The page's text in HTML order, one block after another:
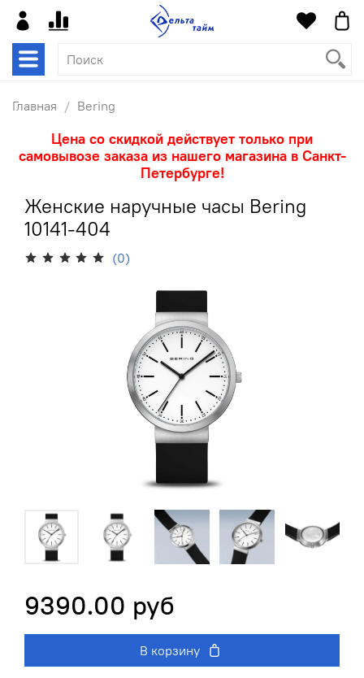
Главная Bering
Цена со скидкой действует только при
самовывозе заказа из нашего магазина в Санкт-
Петербурге!
Женские наручные часы Bering
10141-404
(0)
9390.00 руб
В корзину